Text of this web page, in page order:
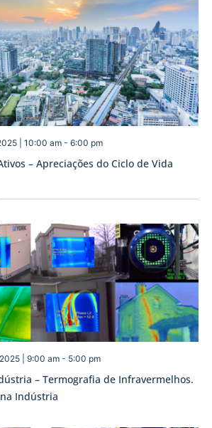
– Apreciações do Ciclo de Vida
| 10:00 am- 6:00 pm
– Termografia de Infravermelhos.
Indústria
| 9:00 am- 5:00 pm